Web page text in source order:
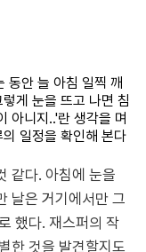
동안 늘 아침 일찍 깨
게 눈을 뜨고 나면 침
아니지..'란 생각을 며
일정을 확인해 본다
같다. 아침에 눈을
날은 거기에서만 그
했다. 재스퍼의 작
한 것을 발견할지도